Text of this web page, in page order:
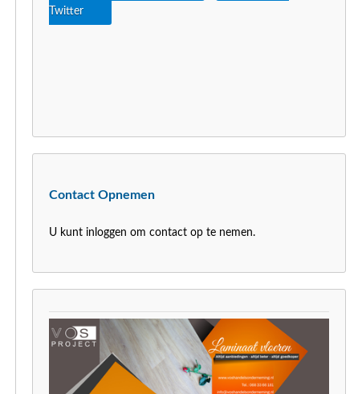
Twitter
Contact Opnemen
U kunt inloggen om contact op te nemen.